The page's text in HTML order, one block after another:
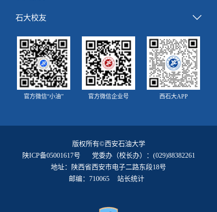
石大校友
官方微信“小油” 官方微信企业号 西石大APP
版权所有©西安石油大学
陕ICP备05001617号 党委办（校长办）：(029)88382261
地址：陕西省西安市电子二路东段18号
邮编：710065 站长统计